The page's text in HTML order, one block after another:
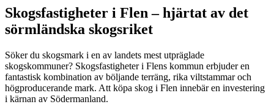
Skogsfastigheter i Flen – hjärtat av det
sörmländska skogsriket
Söker du skogsmark i en av landets mest utpräglade
skogskommuner? Skogsfastigheter i Flens kommun erbjuder en
fantastisk kombination av böljande terräng, rika viltstammar och
högproducerande mark. Att köpa skog i Flen innebär en investering
i kärnan av Södermanland.